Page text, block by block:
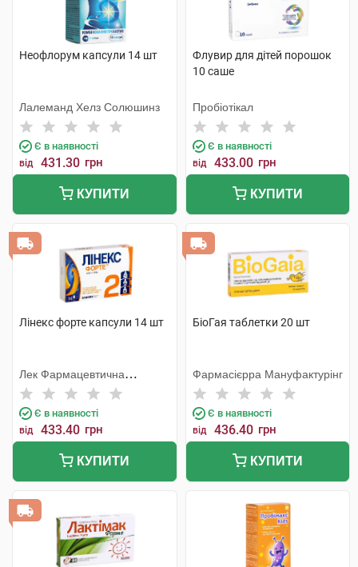
Неофлорум капсули 14 шт
Лалеманд Хелз Солюшинз
Є в наявності
від 431.30 грн
КУПИТИ
Флувир для дітей порошок
10 саше
Пробіотікал
Є в наявності
від 433.00 грн
КУПИТИ
Лінекс форте капсули 14 шт
Лек Фармацевтична
компанія
Є в наявності
від 433.40 грн
КУПИТИ
БіоГая таблетки 20 шт
Фармасієрра Мануфактурінг
Є в наявності
від 436.40 грн
КУПИТИ